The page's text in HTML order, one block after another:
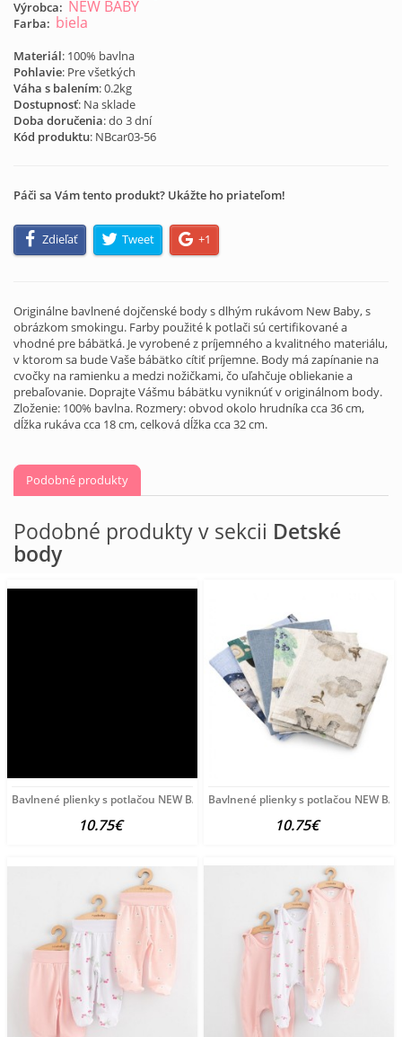
Výrobca: NEW BABY
Farba: biela
Materiál: 100% bavlna
Pohlavie: Pre všetkých
Váha s balením: 0.2kg
Dostupnosť: Na sklade
Doba doručenia: do 3 dní
Kód produktu: NBcar03-56
Páči sa Vám tento produkt? Ukážte ho priateľom!
Zdieľať Tweet +1
Originálne bavlnené dojčenské body s dlhým rukávom New Baby, s
obrázkom smokingu. Farby použité k potlači sú certifikované a
vhodné pre bábätká. Je vyrobené z príjemného a kvalitného materiálu,
v ktorom sa bude Vaše bábätko cítiť príjemne. Body má zapínanie na
cvočky na ramienku a medzi nožičkami, čo uľahčuje obliekanie a
prebaľovanie. Doprajte Vášmu bábätku vyniknúť v originálnom body.
Zloženie: 100% bavlna. Rozmery: obvod okolo hrudníka cca 36 cm,
dĺžka rukáva cca 18 cm, celková dĺžka cca 32 cm.
Podobné produkty
Podobné produkty v sekcii Detské
body
Bavlnené plienky s potlačou NEW BABY 60x80 cm STANDARD GIRL
10.75€
Bavlnené plienky s potlačou NEW
10.75€